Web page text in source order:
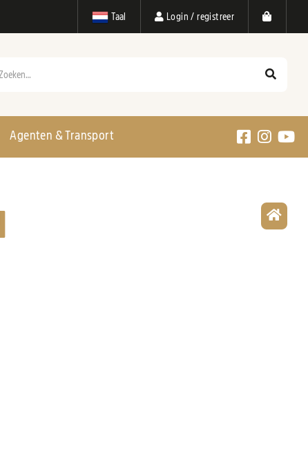
Taal Login / registreer
Agenten & Transport